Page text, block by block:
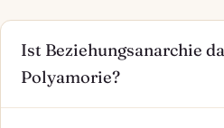
Ist Beziehungsanarchie
Polyamorie?